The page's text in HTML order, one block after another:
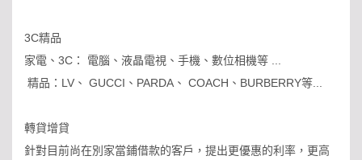
3C精品
家電、3C： 電腦、液晶電視、手機、數位相機等 ...
精品：LV、 GUCCI、PARDA、 COACH、BURBERRY等...
轉貸增貸
針對目前尚在別家當鋪借款的客戶，提出更優惠的利率，更高